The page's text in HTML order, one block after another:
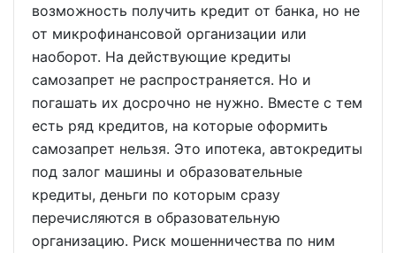
возможность получить кредит от банка, но не
от микрофинансовой организации или
наоборот. На действующие кредиты
самозапрет не распространяется. Но и
погашать их досрочно не нужно. Вместе с тем
есть ряд кредитов, на которые оформить
самозапрет нельзя. Это ипотека, автокредиты
под залог машины и образовательные
кредиты, деньги по которым сразу
перечисляются в образовательную
организацию. Риск мошенничества по ним